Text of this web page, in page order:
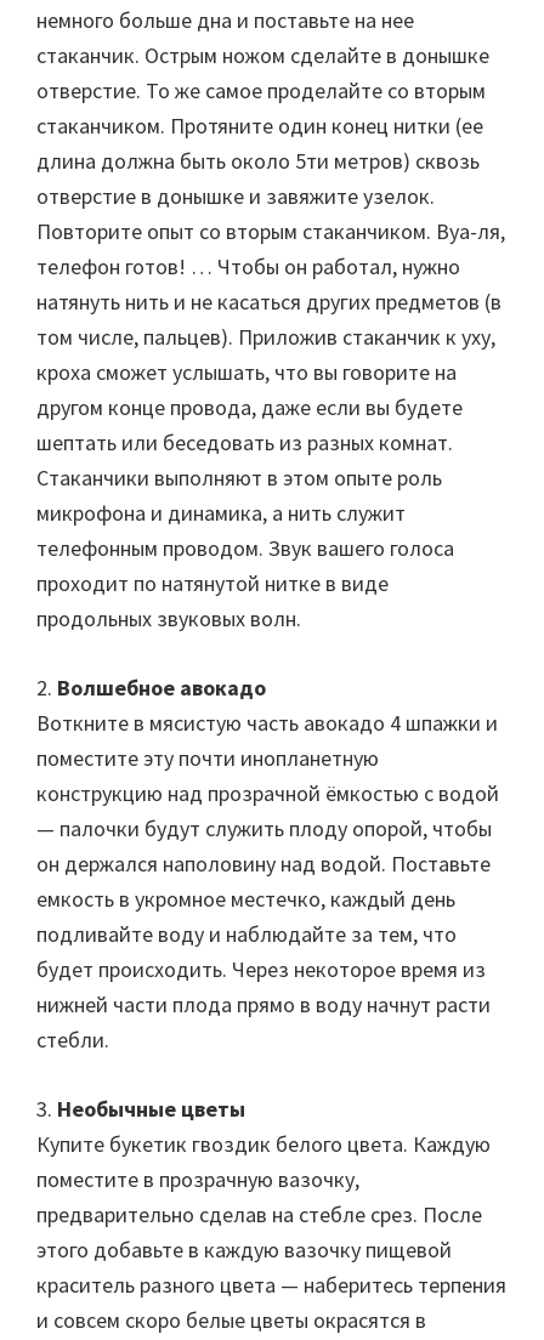
немного больше дна и поставьте на нее
стаканчик. Острым ножом сделайте в донышке
отверстие. То же самое проделайте со вторым
стаканчиком. Протяните один конец нитки (ее
длина должна быть около 5ти метров) сквозь
отверстие в донышке и завяжите узелок.
Повторите опыт со вторым стаканчиком. Вуа-ля,
телефон готов! … Чтобы он работал, нужно
натянуть нить и не касаться других предметов (в
том числе, пальцев). Приложив стаканчик к уху,
кроха сможет услышать, что вы говорите на
другом конце провода, даже если вы будете
шептать или беседовать из разных комнат.
Стаканчики выполняют в этом опыте роль
микрофона и динамика, а нить служит
телефонным проводом. Звук вашего голоса
проходит по натянутой нитке в виде
продольных звуковых волн.
2. Волшебное авокадо
Воткните в мясистую часть авокадо 4 шпажки и
поместите эту почти инопланетную
конструкцию над прозрачной ёмкостью с водой
— палочки будут служить плоду опорой, чтобы
он держался наполовину над водой. Поставьте
емкость в укромное местечко, каждый день
подливайте воду и наблюдайте за тем, что
будет происходить. Через некоторое время из
нижней части плода прямо в воду начнут расти
стебли.
3. Необычные цветы
Купите букетик гвоздик белого цвета. Каждую
поместите в прозрачную вазочку,
предварительно сделав на стебле срез. После
этого добавьте в каждую вазочку пищевой
краситель разного цвета — наберитесь терпения
и совсем скоро белые цветы окрасятся в